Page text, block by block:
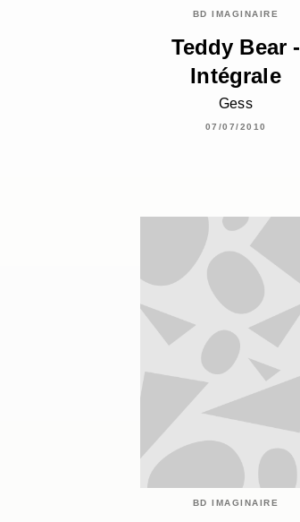
BD IMAGINAIRE
Teddy Bear -
Intégrale
Gess
07/07/2010
BD IMAGINAIRE